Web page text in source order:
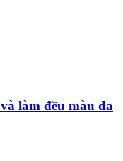
làm đều màu da